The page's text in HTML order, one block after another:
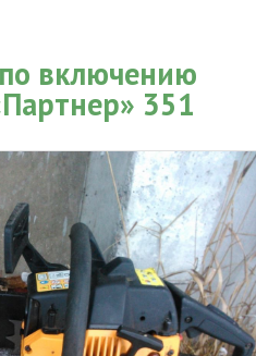
включению
351